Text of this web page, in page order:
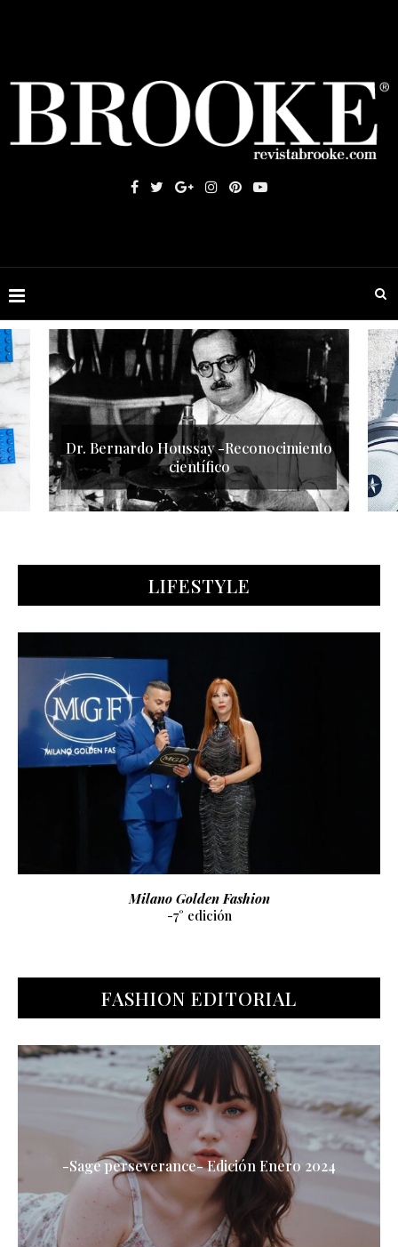
LIFESTYLE
PUMA Easy Rider Vintage
FASHION EDITORIAL
-Sage perseverance- Edición Enero 2024